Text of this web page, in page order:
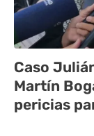
Caso
Martín
pericias